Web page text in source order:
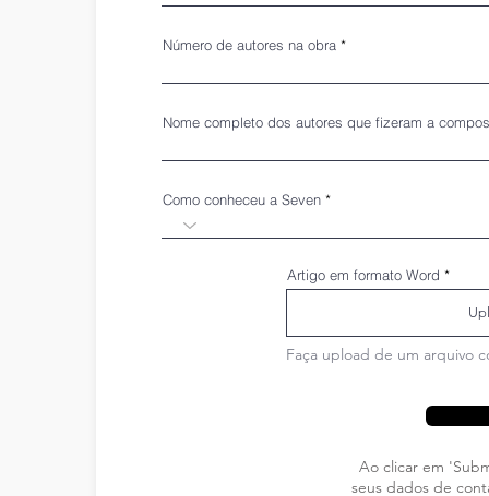
Número de autores na obra
Nome completo dos autores que fizeram a
Como conheceu a Seven
Artigo em formato Word
Faça upload de um arquivo
Ao clicar em
seus dados de